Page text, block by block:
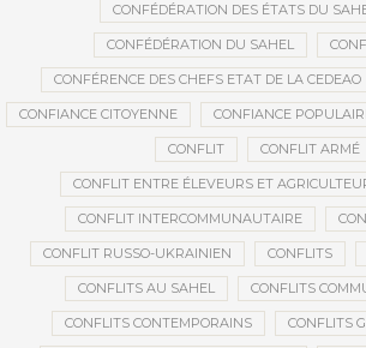
CONFÉDÉRATION DES ÉTATS DU
CONFÉDÉRATION DU SAHEL
CONFÉRENCE DES CHEFS ETAT DE LA CEDEAO
CONFIANCE CITOYENNE CONFIANCE
CONFLIT CONFLIT ARMÉ
CONFLIT ENTRE ÉLEVEURS ET
CONFLIT INTERCOMMUNAUTAIRE
CONFLIT RUSSO-UKRAINIEN CONFLITS
CONFLITS AU SAHEL CONFLITS
CONFLITS CONTEMPORAINS CONFLITS